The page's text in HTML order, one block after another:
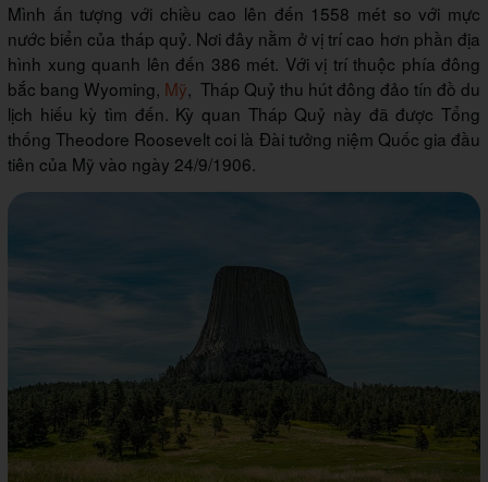
Mình ấn tượng với chiều cao lên đến 1558 mét so với mực
nước biển của tháp quỷ. Nơi đây nằm ở vị trí cao hơn phần địa
hình xung quanh lên đến 386 mét. Với vị trí thuộc phía đông
bắc bang Wyoming, Mỹ, Tháp Quỷ thu hút đông đảo tín đồ du
lịch hiếu kỳ tìm đến. Kỳ quan Tháp Quỷ này đã được Tổng
thống Theodore Roosevelt coi là Đài tưởng niệm Quốc gia đầu
tiên của Mỹ vào ngày 24/9/1906.